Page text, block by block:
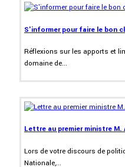
S'informer pour faire le bon
Réflexions sur les apports et
domaine de...
Lettre au premier ministre M.
Lors de votre discours de
Nationale,...